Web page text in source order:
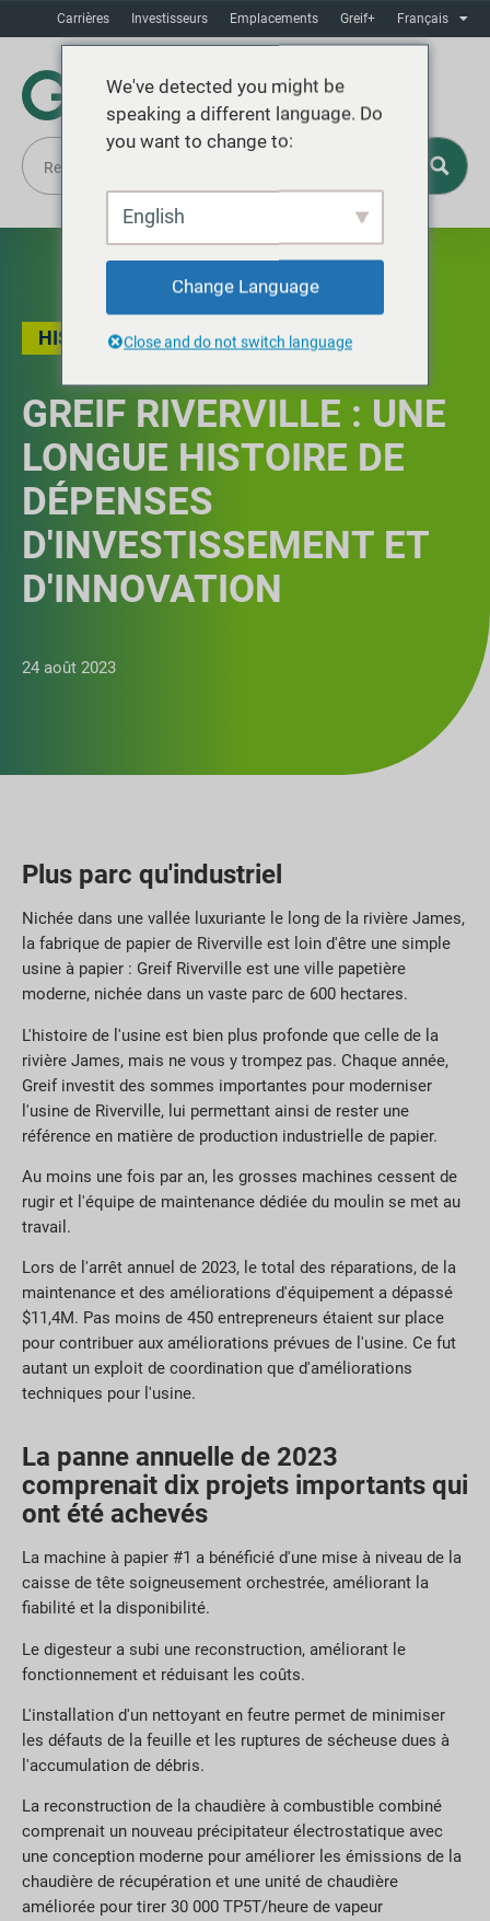
Carrières Investisseurs Emplacements Greif+ Français
HISTOIRE LOCALE
GREIF RIVERVILLE : UNE
LONGUE HISTOIRE DE
DÉPENSES
D'INVESTISSEMENT ET
D'INNOVATION
24 août 2023
Plus parc qu'industriel
Nichée dans une vallée luxuriante le long de la rivière James,
la fabrique de papier de Riverville est loin d'être une simple
usine à papier : Greif Riverville est une ville papetière
moderne, nichée dans un vaste parc de 600 hectares.
L'histoire de l'usine est bien plus profonde que celle de la
rivière James, mais ne vous y trompez pas. Chaque année,
Greif investit des sommes importantes pour moderniser
l'usine de Riverville, lui permettant ainsi de rester une
référence en matière de production industrielle de papier.
Au moins une fois par an, les grosses machines cessent de
rugir et l'équipe de maintenance dédiée du moulin se met au
travail.
Lors de l'arrêt annuel de 2023, le total des réparations, de la
maintenance et des améliorations d'équipement a dépassé
$11,4M. Pas moins de 450 entrepreneurs étaient sur place
pour contribuer aux améliorations prévues de l'usine. Ce fut
autant un exploit de coordination que d'améliorations
techniques pour l'usine.
La panne annuelle de 2023
comprenait dix projets importants qui
ont été achevés
La machine à papier #1 a bénéficié d'une mise à niveau de la
caisse de tête soigneusement orchestrée, améliorant la
fiabilité et la disponibilité.
Le digesteur a subi une reconstruction, améliorant le
fonctionnement et réduisant les coûts.
L'installation d'un nettoyant en feutre permet de minimiser
les défauts de la feuille et les ruptures de sécheuse dues à
l'accumulation de débris.
La reconstruction de la chaudière à combustible combiné
comprenait un nouveau précipitateur électrostatique avec
une conception moderne pour améliorer les émissions de la
chaudière de récupération et une unité de chaudière
améliorée pour tirer 30 000 TP5T/heure de vapeur
We've detected you might be
speaking a different language. Do
you want to change to:
English
Change Language
Close and do not switch language